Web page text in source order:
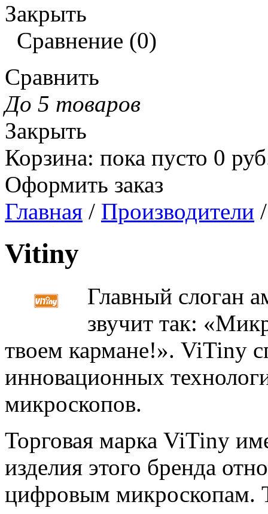
Закрыть
Сравнение (0)
Сравнить
До 5 товаров
Закрыть
Корзина: пока пусто 0
Оформить заказ
Главная / Производители /
Vitiny
Главный слоган
звучит так:
твоем кармане!». ViTiny
инновационных
микроскопов.
Торговая марка ViTiny
изделия этого бренда
цифровым микроскопам.